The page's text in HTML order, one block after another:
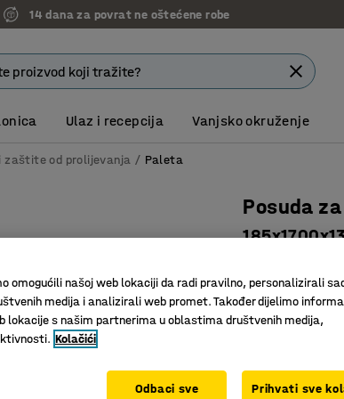
14 dana za povrat ne oštećene robe
Ulaz i recepcija Vanjsko okruženje
zaštite od prolijevanja Paleta
Posuda
Ušteda
Zaštita od
Visina (mm)
omogućili našoj web lokaciji da radi pravilno, personalizirali
medija i analizirali web promet. Također dijelimo
lokacije s našim partnerima u oblastima društvenih medija,
Kolačići
Odbaci sve Prihvati sve